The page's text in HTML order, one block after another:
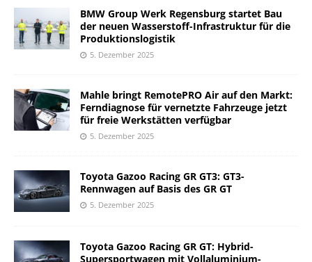
BMW Group Werk Regensburg startet Bau
der neuen Wasserstoff-Infrastruktur für die
Produktionslogistik
5. Dezember 2025
Mahle bringt RemotePRO Air auf den Markt:
Ferndiagnose für vernetzte Fahrzeuge jetzt
für freie Werkstätten verfügbar
5. Dezember 2025
Toyota Gazoo Racing GR GT3: GT3-
Rennwagen auf Basis des GR GT
5. Dezember 2025
Toyota Gazoo Racing GR GT: Hybrid-
Supersportwagen mit Vollaluminium-